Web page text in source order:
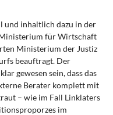
und inhaltlich dazu in der
Ministerium für Wirtschaft
Ministerium der Justiz
beauftragt. Der
gewesen sein, dass das
Berater komplett mit
– wie im Fall Linklaters
im